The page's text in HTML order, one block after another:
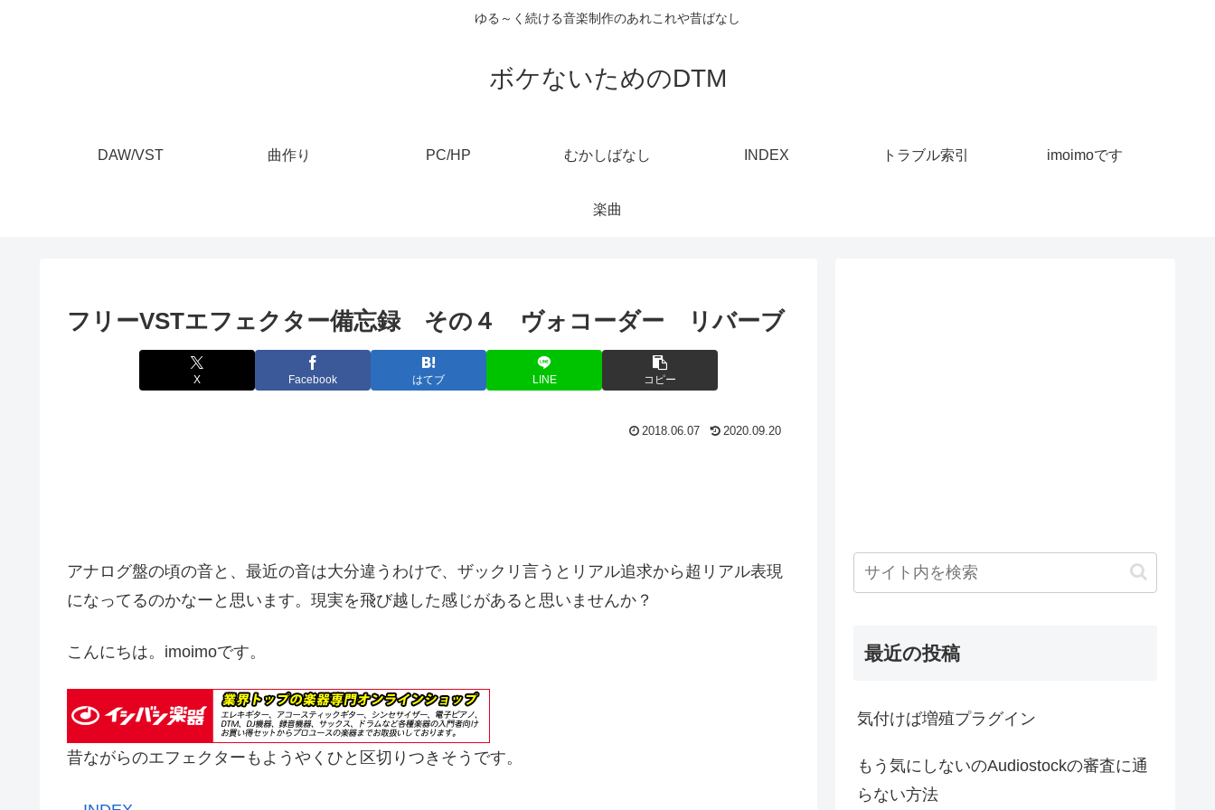
ゆる～く続ける音楽制作のあれこれや昔ばなし
ボケないためのDTM
DAW/VST 曲作り PC/HP むかしばなし INDEX トラブル索引 imoimoです
楽曲
フリーVSTエフェクター備忘録 その４ ヴォコーダー リバーブ
X Facebook はてブ LINE コピー
2018.06.07 2020.09.20
アナログ盤の頃の音と、最近の音は大分違うわけで、ザックリ言うとリアル追求から超リアル表現
になってるのかなーと思います。現実を飛び越した感じがあると思いませんか？
こんにちは。imoimoです。
昔ながらのエフェクターもようやくひと区切りつきそうです。
最近の投稿
気付けば増殖プラグイン
もう気にしないのAudiostockの審査に通
らない方法